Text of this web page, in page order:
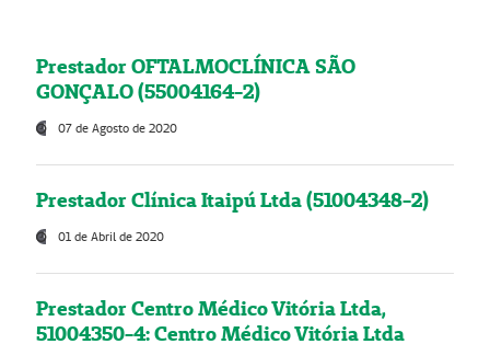
Prestador OFTALMOCLÍNICA SÃO
GONÇALO (55004164-2)
07 de Agosto de 2020
Prestador Clínica Itaipú Ltda (51004348-2)
01 de Abril de 2020
Prestador Centro Médico Vitória Ltda,
51004350-4: Centro Médico Vitória Ltda